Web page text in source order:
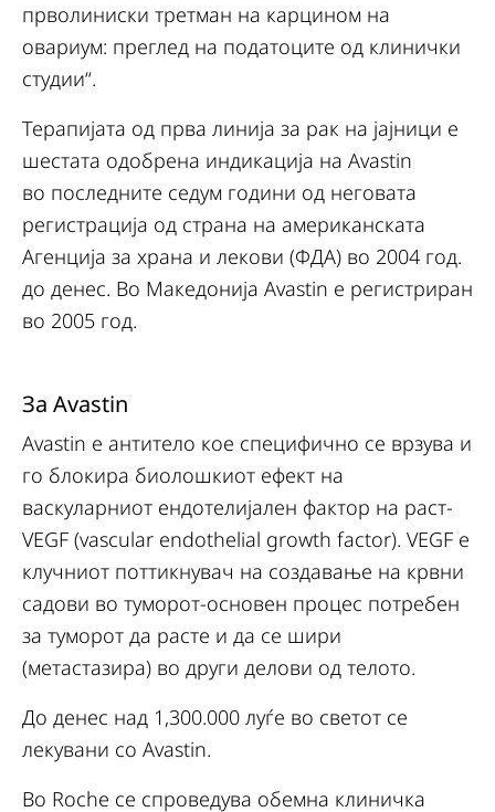
прволиниски третман на карцином на
овариум: преглед на податоците од клинички
студии“.
Терапијата од прва линија за рак на јајници е
шестата одобрена индикација на Avastin
во последните седум години од неговата
регистрација од страна на американската
Агенција за храна и лекови (ФДА) во 2004 год.
до денес. Во Македонија Avastin е регистриран
во 2005 год.
За Avastin
Avastin е антитело кое специфично се врзува и
го блокира биолошкиот ефект на
васкуларниот ендотелијален фактор на раст-
VEGF (vascular endothelial growth factor). VEGF е
клучниот поттикнувач на создавање на крвни
садови во туморот-основен процес потребен
за туморот да расте и да се шири
(метастазира) во други делови од телото.
До денес над 1,300.000 луѓе во светот се
лекувани со Avastin.
Во Roche се спроведува обемна клиничка